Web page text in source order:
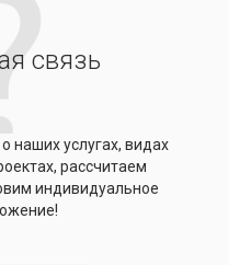
связь
наших услугах, видах
рассчитаем
индивидуальное